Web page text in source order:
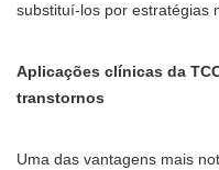
substituí-los por estratégias
Aplicações clínicas da
transtornos
Uma das vantagens mais